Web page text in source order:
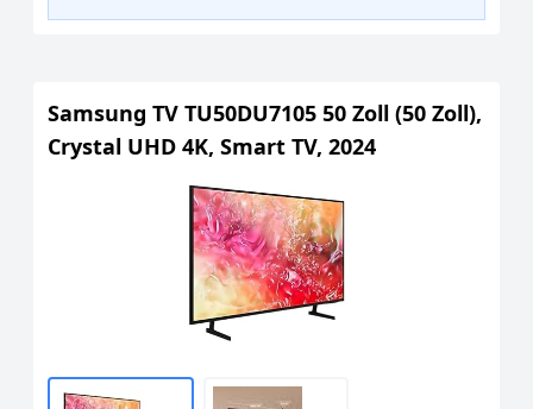
Samsung TV TU50DU7105 50 Zoll (50 Zoll),
Crystal UHD 4K, Smart TV, 2024